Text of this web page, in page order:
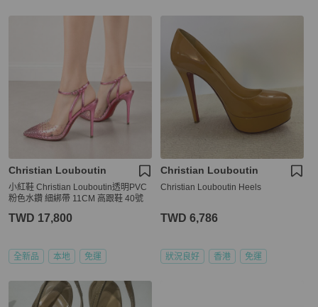
Christian Louboutin
小紅鞋 Christian Louboutin透明PVC
粉色水鑽 細綁帶 11CM 高跟鞋 40號
TWD 17,800
全新品 本地 免運
Christian Louboutin
Christian Louboutin Heels
TWD 6,786
狀況良好 香港 免運